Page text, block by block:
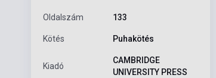
Oldalszám 133
Kötés Puhakötés
Kiadó
CAMBRIDGE
UNIVERSITY PRESS